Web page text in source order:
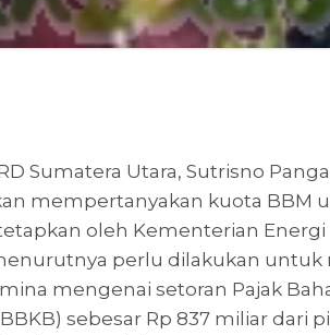
Sumatera Utara, Sutrisno
mempertanyakan kuota BBM
oleh Kementerian Energi
perlu dilakukan
mengenai setoran Pajak
sebesar Rp 837 miliar dari